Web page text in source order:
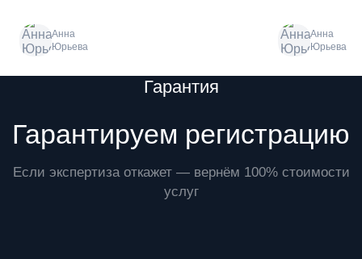
Анна
Юрьева
Анна
Юрьева
Гарантия
Гарантируем регистрацию
Если экспертиза откажет — вернём 100% стоимости
услуг